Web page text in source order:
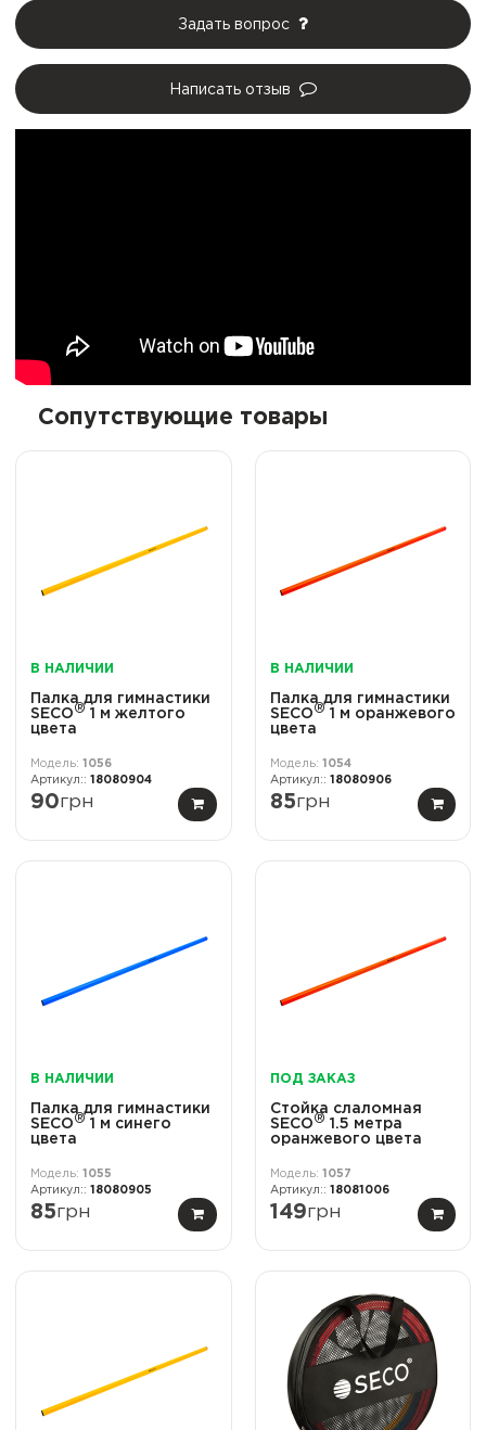
Задать вопрос
Написать отзыв
Сопутствующие товары
В НАЛИЧИИ
Палка для гимнастики
SECO® 1 м желтого
цвета
1056
18080904
90грн
В НАЛИЧИИ
Палка для гимнастики
SECO® 1 м оранжевого
цвета
1054
18080906
85грн
В НАЛИЧИИ
Палка для гимнастики
SECO® 1 м синего
цвета
1055
18080905
85грн
ПОД ЗАКАЗ
Стойка слаломная
SECO® 1.5 метра
оранжевого цвета
1057
18081006
149грн